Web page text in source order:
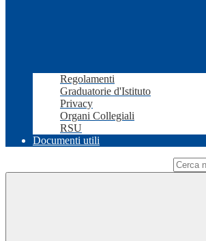
Regolamenti
Graduatorie d'Istituto
Privacy
Organi Collegiali
RSU
Documenti utili